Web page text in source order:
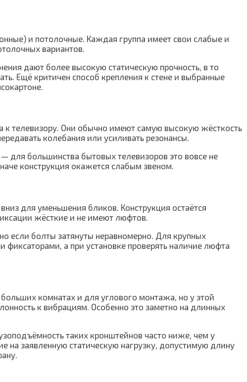
и потолочные. Каждая группа имеет свои слабые и
вариантов.
дают более высокую статическую прочность, в то
Ещё критичен способ крепления к стене и выбранные
к телевизору. Они обычно имеют самую высокую жёсткость
колебания или усиливать резонансы.
для большинства бытовых телевизоров это вовсе не
конструкция окажется слабым звеном.
для уменьшения бликов. Конструкция остаётся
жёсткие и не имеют люфтов.
если болты затянуты неравномерно. Для крупных
а при установке проверять наличие люфта
комнатах и для углового монтажа, но у этой
к вибрациям. Особенно это заметно на длинных
таких кронштейнов часто ниже, чем у
заявленную статическую нагрузку, допустимую длину